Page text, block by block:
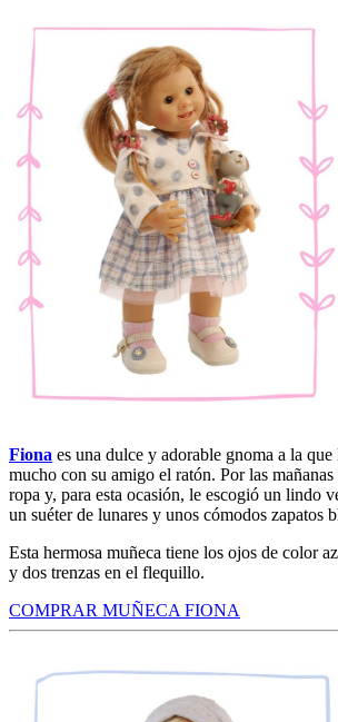
Fiona es una dulce y adorable gnoma a la
mucho con su amigo el ratón. Por las
ropa y, para esta ocasión, le escogió un lindo
un suéter de lunares y unos cómodos zapatos
Esta hermosa muñeca tiene los ojos de color
y dos trenzas en el flequillo.
COMPRAR MUÑECA FIONA